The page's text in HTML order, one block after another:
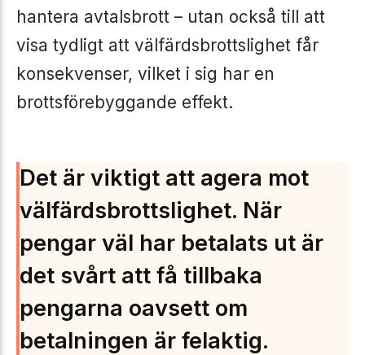
hantera avtalsbrott – utan också till att
visa tydligt att välfärdsbrottslighet får
konsekvenser, vilket i sig har en
brottsförebyggande effekt.
Det är viktigt att agera mot
välfärdsbrottslighet. När
pengar väl har betalats ut är
det svårt att få tillbaka
pengarna oavsett om
betalningen är felaktig.